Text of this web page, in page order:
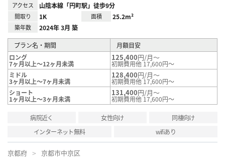
アクセス 山陰本線「円町駅」徒歩9分
間取り 1K 面積 25.2m²
築年数 2024年 3月 築
プラン名・期間
月額目安
ロング
7ヶ月以上～12ヶ月未満
125,400円/月～
初期費用他 17,600円～
ミドル
3ヶ月以上～7ヶ月未満
128,400円/月～
初期費用他 17,600円～
ショート
1ヶ月以上～3ヶ月未満
131,400円/月～
初期費用他 17,600円～
病院近く 女性向け
同棲向け
インターネット無料
wifiあり
京都府 京都市中京区